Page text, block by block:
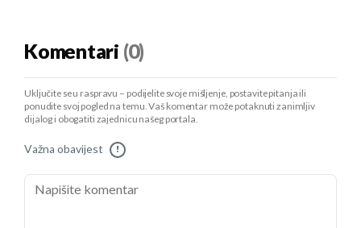
Komentari (0)
Uključite se u raspravu – podijelite svoje mišljenje, postavite pitanja ili
ponudite svoj pogled na temu. Vaš komentar može potaknuti zanimljiv
dijalog i obogatiti zajednicu našeg portala.
Važna obavijest !